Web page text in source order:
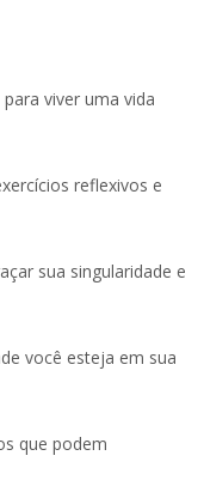
viver uma vida
reflexivos e
sua singularidade e
você esteja em sua
que podem